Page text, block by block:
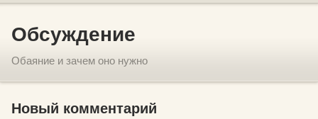
Обсуждение
Обаяние и зачем оно нужно
Новый комментарий